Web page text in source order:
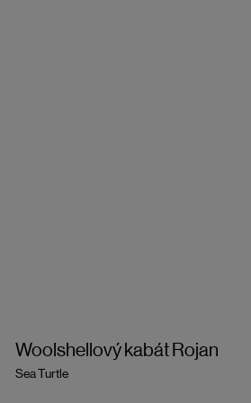
Woolshellový kabát Rojan
Sea Turtle